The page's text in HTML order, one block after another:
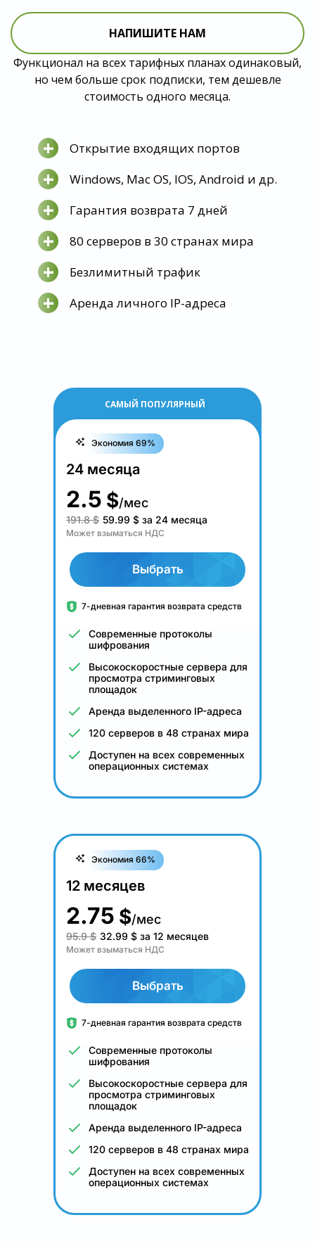
НАПИШИТЕ НАМ
Функционал на всех тарифных планах одинаковый,
но чем больше срок подписки, тем дешевле
стоимость одного месяца.
+ Открытие входящих портов
+ Windows, Mac OS, IOS, Android и др.
+ Гарантия возврата 7 дней
+ 80 серверов в 30 странах мира
+ Безлимитный трафик
+ Аренда личного IP-адреса
САМЫЙ ПОПУЛЯРНЫЙ
Экономия 69%
24 месяца
2.5 $/мес
191.8 $ 59.99 $ за 24 месяца
Может взыматься НДС
Выбрать
7-дневная гарантия возврата средств
Современные протоколы
шифрования
Высокоскоростные сервера для
просмотра стриминговых
площадок
Аренда выделенного IP-адреса
120 серверов в 48 странах мира
Доступен на всех современных
операционных системах
Экономия 66%
12 месяцев
2.75 $/мес
95.9 $ 32.99 $ за 12 месяцев
Может взыматься НДС
Выбрать
7-дневная гарантия возврата средств
Современные протоколы
шифрования
Высокоскоростные сервера для
просмотра стриминговых
площадок
Аренда выделенного IP-адреса
120 серверов в 48 странах мира
Доступен на всех современных
операционных системах